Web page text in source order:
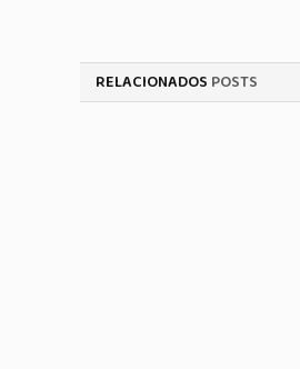
RELACIONADOS POSTS